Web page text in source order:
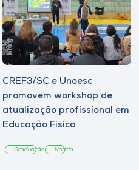
CREF3/SC e Unoesc
promovem workshop de
atualização profissional em
Educação Física
Graduação Notícia